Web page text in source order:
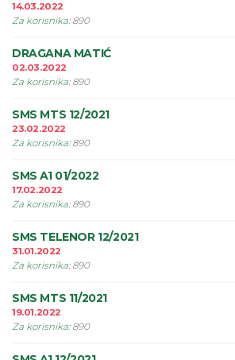
14.03.2022
Za korisnika: 890
DRAGANA MATIĆ
02.03.2022
Za korisnika: 890
SMS MTS 12/2021
23.02.2022
Za korisnika: 890
SMS A1 01/2022
17.02.2022
Za korisnika: 890
SMS TELENOR 12/2021
31.01.2022
Za korisnika: 890
SMS MTS 11/2021
19.01.2022
Za korisnika: 890